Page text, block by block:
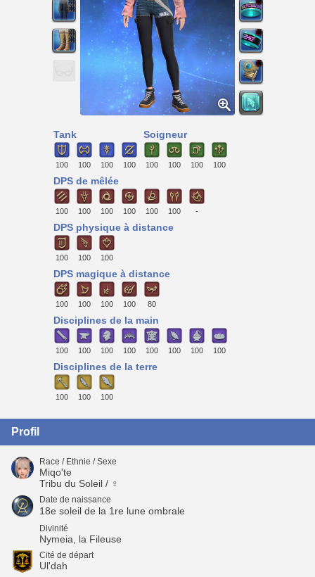
Tank
100 100 100 100
Soigneur
100 100 100 100
DPS de mêlée
100 100 100 100 100 100 -
DPS physique à distance
100 100 100
DPS magique à distance
100 100 100 100 80
Disciplines de la main
100 100 100 100 100 100 100 100
Disciplines de la terre
100 100 100
Profil
Race / Ethnie / Sexe
Miqo'te
Tribu du Soleil / ♀
Date de naissance
18e soleil de la 1re lune ombrale
Divinité
Nymeia, la Fileuse
Cité de départ
Ul'dah